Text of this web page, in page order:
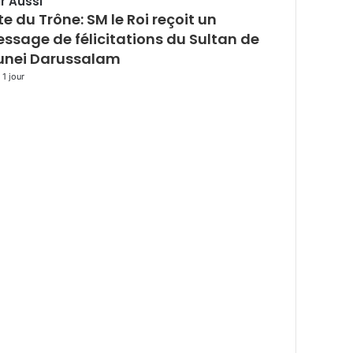
du Trône: SM le Roi reçoit un
de félicitations du Sultan de
Darussalam
1 jour